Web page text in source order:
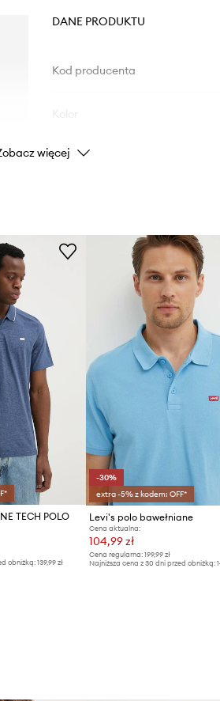
DANE PRODUKTU
Kod producenta
Marka
ID Produktu
więcej
TECH POLO
obniżką: 139,99 zł
-30%
extra -5% z kodem: OFF*
Levi's polo bawełniane
Cena aktualna:
104,99 zł
Cena regularna: 199,99 zł
Najniższa cena z 30 dni przed obniżką: